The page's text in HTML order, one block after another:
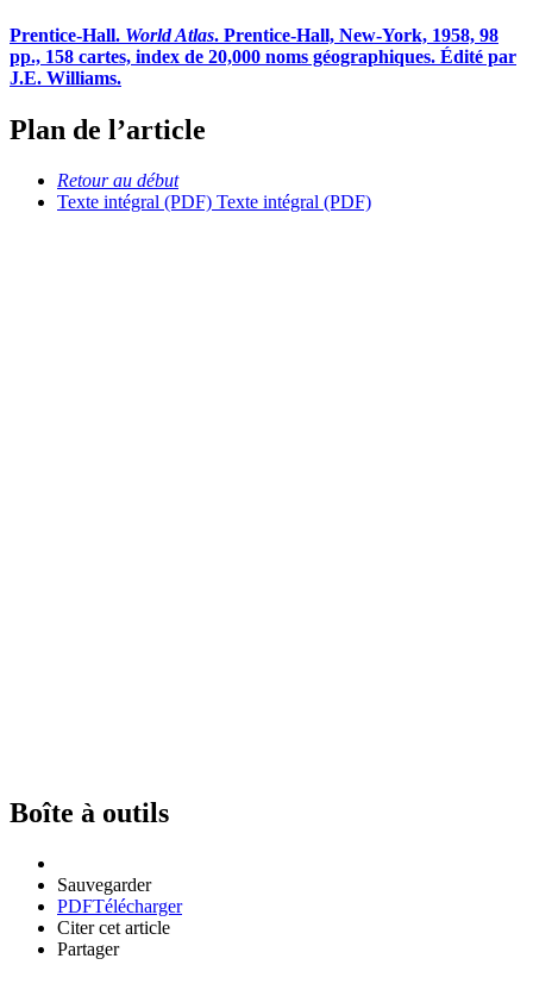
Prentice-Hall. World Atlas. Prentice-Hall, New-York, 1958, 98
pp., 158 cartes, index de 20,000 noms géographiques. Édité par
J.E. Williams.
Plan de l’article
Retour au début
Texte intégral (PDF) Texte intégral (PDF)
Boîte à outils
Sauvegarder
PDFTélécharger
Citer cet article
Partager